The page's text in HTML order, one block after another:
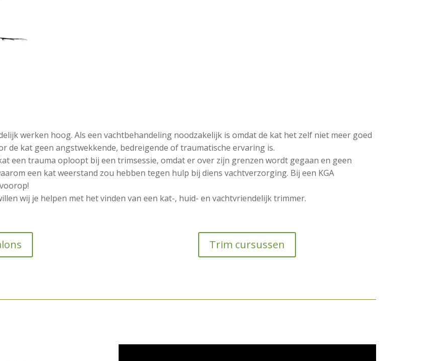
werken hoog. Als een vachtbehandeling noodzakelijk is omdat de kat het zelf niet meer goed
de kat geen angstwekkende, bedreigende of traumatische ervaring is.
een trauma oploopt bij een trimsessie, omdat er over zijn grenzen wordt gegaan en geen
een kat weerstand zou hebben tegen hulp bij diens vachtverzorging. Bij een KGA
wij je helpen met het vinden van een kat-, huid- en vachtvriendelijk trimmer.
Trim cursussen